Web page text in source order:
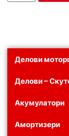
Делови
Делови –
Акумулатори
Амортизери